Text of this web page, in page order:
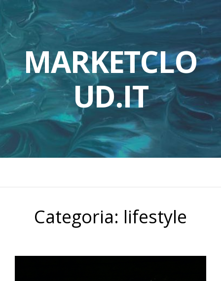
MARKETCLO
UD.IT
Categoria: lifestyle